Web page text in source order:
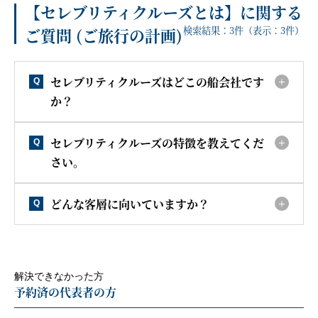
トピックス パンフレット
ご予約後の流れ お問い合わせ
よくあるご質問
【セレブリティクルーズとは】に関する
ご質問 (ご旅行の計画)検索結果： 3件（表示： 3件）
Q
セレブリティクルーズはどこの船会社です
か？
Q
セレブリティクルーズの特徴を教えてくだ
さい。
Q どんな客層に向いていますか？
解決できなかった方
予約済の代表者の方